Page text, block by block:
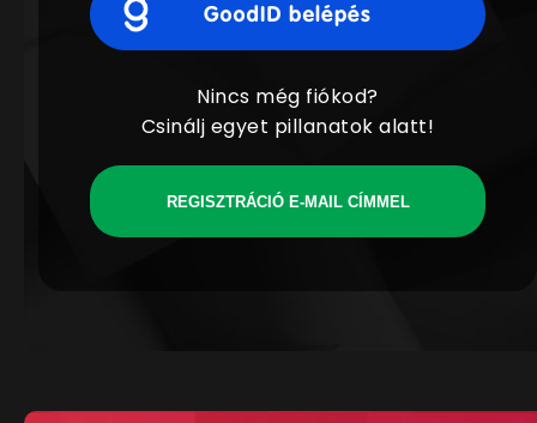
Nincs még fiókod?
Csinálj egyet pillanatok alatt!
REGISZTRÁCIÓ E-MAIL CÍMMEL